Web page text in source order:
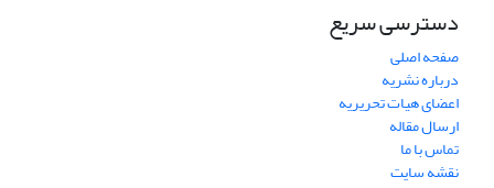
دسترسی سریع
صفحه اصلی
درباره نشریه
اعضای هیات تحریریه
ارسال مقاله
تماس با ما
نقشه سایت